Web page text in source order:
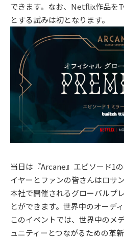
できます。なお、Netflix作品を
とする試みは初となります。
当日は『Arcane』エピソード1
イヤーとファンの皆さんはロサ
本社で開催されるグローバルプ
とができます。世界中のオーデ
このイベントでは、世界中のメ
ュニティーとつながるための革